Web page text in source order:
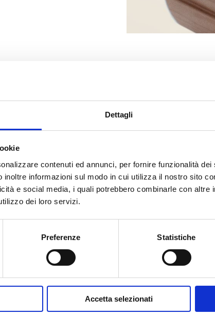
Dettagli
contenuti ed annunci, per fornire funzionalità
inoltre informazioni sul modo in cui utilizza il nostro sito
e social media, i quali potrebbero combinarle con altre
dei loro servizi.
Preferenze Statistiche
Accetta selezionati
DOWNLOAD THE CATALOG
are expressed through the use of
and a meticulous and constant quality